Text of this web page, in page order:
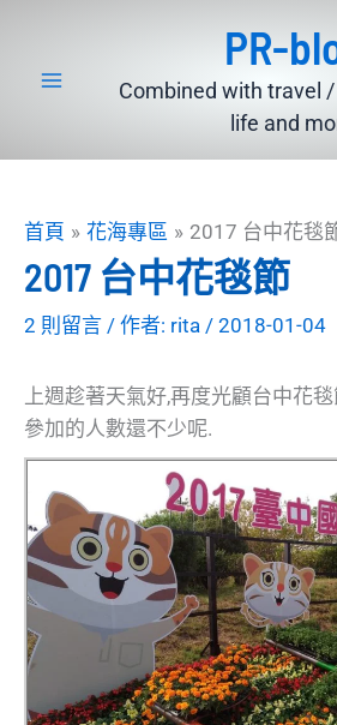
PR-
Combined with travel
life and
首頁 花海專區 2017 台中花毯
2017 台中花毯節
2 則留言 / 作者: rita / 2018-01-04
上週趁著天氣好,再度光顧台中花
參加的人數還不少呢.